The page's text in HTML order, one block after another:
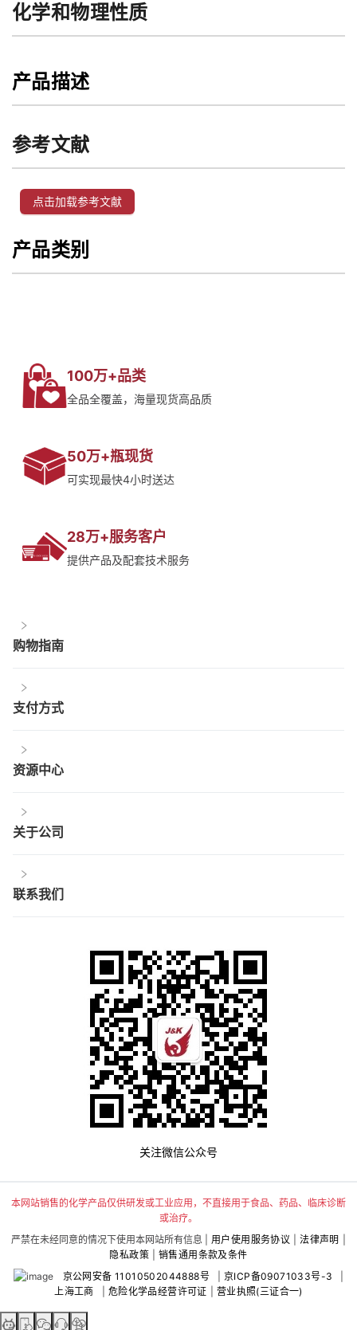
化学和物理性质
产品描述
参考文献
点击加载参考文献
产品类别
100万+品类
全品全覆盖，海量现货高品质
50万+瓶现货
可实现最快4小时送达
28万+服务客户
提供产品及配套技术服务
购物指南
支付方式
资源中心
关于公司
联系我们
关注微信公众号
本网站销售的化学产品仅供研发或工业应用，不直接用于食品、药品、临床诊断
或治疗。
严禁在未经同意的情况下使用本网站所有信息 |
用户使用服务协议 法律声明
隐私政策
销售通用条款及条件
京公网安备 11010502044888号
京ICP备09071033号-3
上海工商
危险化学品经营许可证 营业执照(三证合一)